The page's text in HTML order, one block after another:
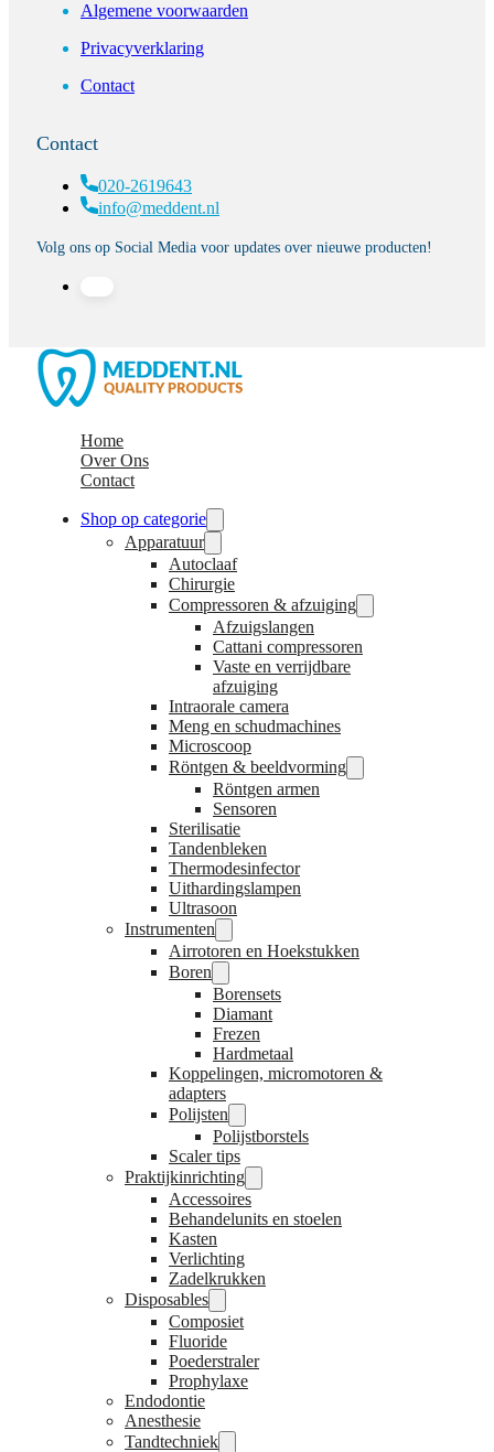
Algemene voorwaarden
Privacyverklaring
Contact
Contact
020-2619643
info@meddent.nl
Volg ons op Social Media voor updates over nieuwe producten!
Home
Over Ons
Contact
Shop op categorie
Apparatuur
Autoclaaf
Chirurgie
Compressoren & afzuiging
Afzuigslangen
Cattani compressoren
Vaste en verrijdbare
afzuiging
Intraorale camera
Meng en schudmachines
Microscoop
Röntgen & beeldvorming
Röntgen armen
Sensoren
Sterilisatie
Tandenbleken
Thermodesinfector
Uithardingslampen
Ultrasoon
Instrumenten
Airrotoren en Hoekstukken
Boren
Borensets
Diamant
Frezen
Hardmetaal
Koppelingen, micromotoren &
adapters
Polijsten
Polijstborstels
Scaler tips
Praktijkinrichting
Accessoires
Behandelunits en stoelen
Kasten
Verlichting
Zadelkrukken
Disposables
Composiet
Fluoride
Poederstraler
Prophylaxe
Endodontie
Anesthesie
Tandtechniek